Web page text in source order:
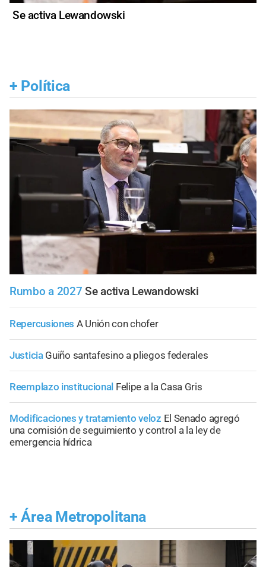
Se activa Lewandowski
+ Política
Rumbo a 2027 Se activa Lewandowski
Repercusiones A Unión con chofer
Justicia Guiño santafesino a pliegos federales
Reemplazo institucional Felipe a la Casa Gris
Modificaciones y tratamiento veloz El Senado agregó
una comisión de seguimiento y control a la ley de
emergencia hídrica
+ Área Metropolitana